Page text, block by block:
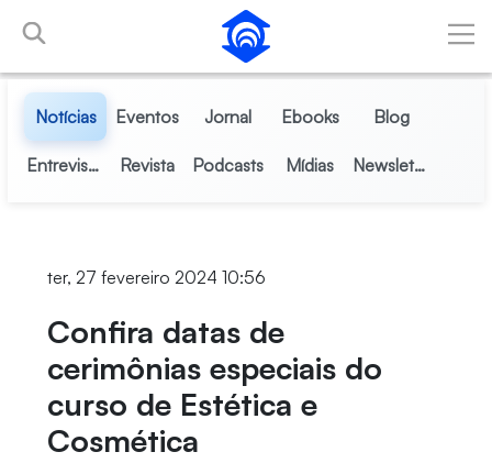
Pular para o Conteúdo principal
Notícias Eventos Jornal Ebooks Blog
Entrevistas Revista Podcasts Mídias Newsletter
ter, 27 fevereiro 2024 10:56
Confira datas de
cerimônias especiais do
curso de Estética e
Cosmética